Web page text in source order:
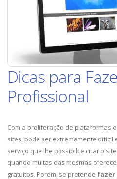
Dicas para
Profissional
Com a proliferação de plataformas
sites, pode ser extremamente difícil
serviço que lhe possibilite criar o
quando muitas das mesmas
gratuitos. Porém, se pretende fazer